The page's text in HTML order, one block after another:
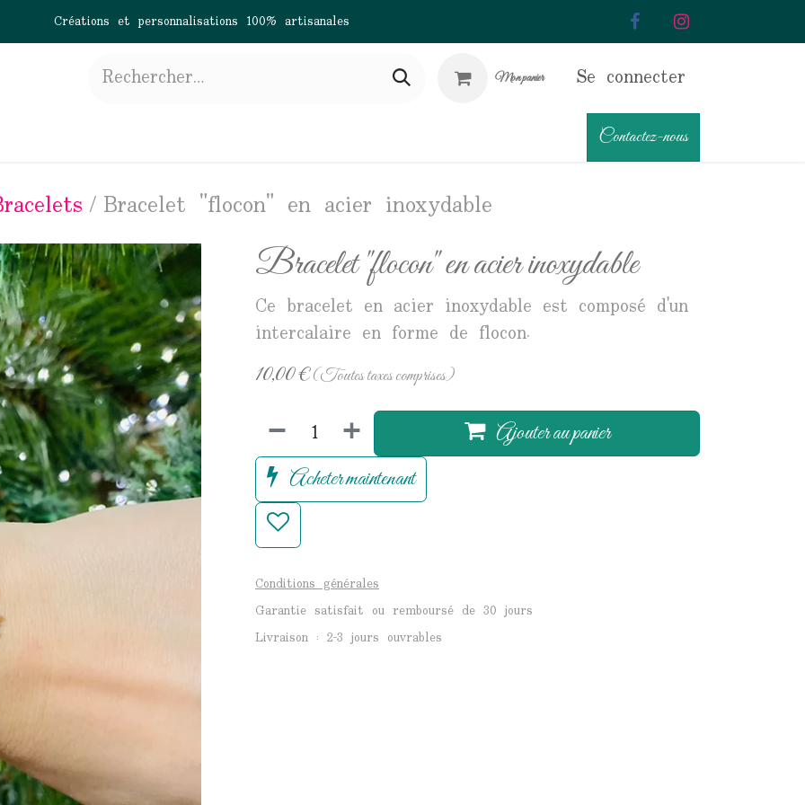
Créations et personnalisations 100% artisanales
Mon panier
Se connecter
Contactez-nous
Bracelet "flocon" en acier inoxydable
Bracelet "flocon" en acier inoxydable
Ce bracelet en acier inoxydable est composé d'un
intercalaire en forme de flocon.
10,00€(Toutes taxes comprises)
Ajouter au panier
Acheter maintenant
Conditions générales
Garantie satisfait ou remboursé de 30 jours
Livraison : 2-3 jours ouvrables